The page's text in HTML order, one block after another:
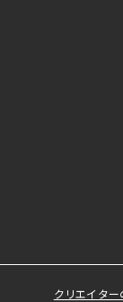
クリエイタ